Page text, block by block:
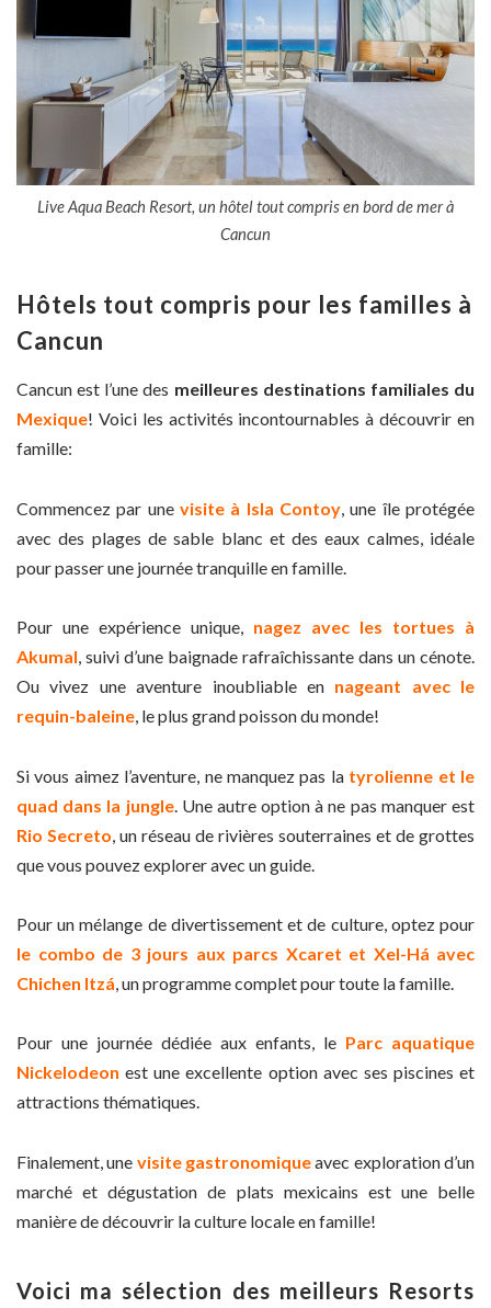
Live Aqua Beach Resort, un hôtel tout compris en bord de mer à
Cancun
Hôtels tout compris pour les familles à
Cancun
Cancun est l’une des meilleures destinations familiales du
Mexique! Voici les activités incontournables à découvrir en
famille:
Commencez par une visite à Isla Contoy , une île protégée
avec des plages de sable blanc et des eaux calmes, idéale
pour passer une journée tranquille en famille.
Pour une expérience unique, nagez avec les tortues à
Akumal, suivi d’une baignade rafraîchissante dans un cénote.
Ou vivez une aventure inoubliable en nageant avec le
requin-baleine, le plus grand poisson du monde!
Si vous aimez l’aventure, ne manquez pas la tyrolienne et le
quad dans la jungle. Une autre option à ne pas manquer est
Rio Secreto , un réseau de rivières souterraines et de grottes
que vous pouvez explorer avec un guide.
Pour un mélange de divertissement et de culture, optez pour
le combo de 3 jours aux parcs Xcaret et Xel-Há avec
Chichen Itzá, un programme complet pour toute la famille.
Pour une journée dédiée aux enfants, le Parc aquatique
Nickelodeon est une excellente option avec ses piscines et
attractions thématiques.
Finalement, une visite gastronomiqueavec exploration d’un
marché et dégustation de plats mexicains est une belle
manière de découvrir la culture locale en famille!
Voici ma sélection des meilleurs Resorts